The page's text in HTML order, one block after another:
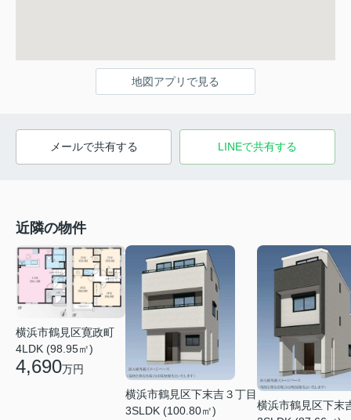
地図アプリで見る
メールで共有する LINEで共有する
近隣の物件
横浜市鶴見区寛政町
4LDK (98.95㎡)
4,690万円
横浜市鶴見区下末吉３丁目
3SLDK (100.80㎡)
横浜市鶴見区下末